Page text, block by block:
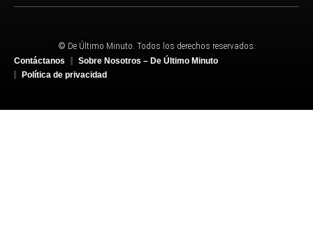
© De Último Minuto. Todos los derechos reservados.
Contáctanos
Sobre Nosotros – De Último Minuto
Política de privacidad